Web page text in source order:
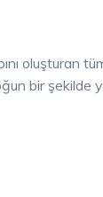
oluşturan
bir şekilde